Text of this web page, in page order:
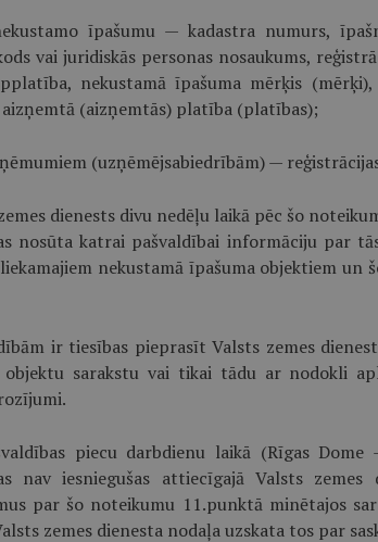
īpašumu — kadastra numurs,
vai juridiskās personas nosaukums,
nekustamā īpašuma mērķis
(aizņemtās) platība (platības);
(uzņēmējsabiedrībām) —
dienests divu nedēļu laikā pēc šo
nosūta katrai pašvaldībai informāciju par
nekustamā īpašuma objektiem un
ir tiesības pieprasīt Valsts zemes
objektu sarakstu vai tikai tādu ar nodokli
piecu darbdienu laikā (Rīgas
nav iesniegušas attiecīgajā Valsts
par šo noteikumu 11.punktā minētajos
zemes dienesta nodaļa uzskata tos par